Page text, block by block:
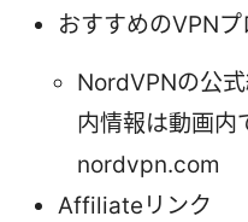
おすすめのVPN
NordVPNの公
内情報は動画内
nordvpn.com
Affiliateリンク